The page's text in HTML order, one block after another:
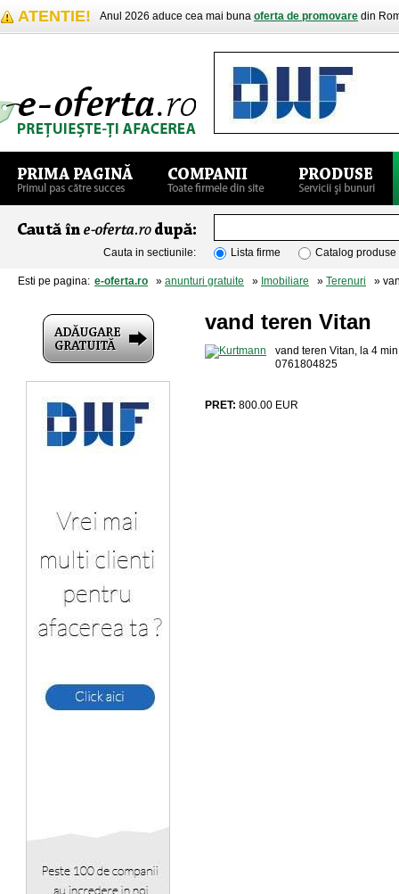
ATENTIE! Anul 2026 aduce cea mai buna oferta de promovare din
Cauta in sectiunile: Lista firme Catalog produse
Esti pe pagina: e-oferta.ro » anunturi gratuite » Imobiliare » Terenuri »
vand teren Vitan
vand teren Vitan, la 4
0761804825
PRET: 800.00 EUR